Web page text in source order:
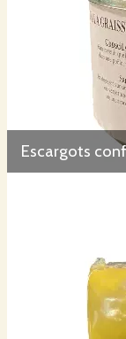
Escargots